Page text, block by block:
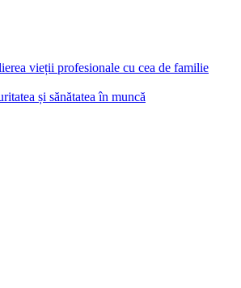
vieții profesionale cu cea de familie
și sănătatea în muncă